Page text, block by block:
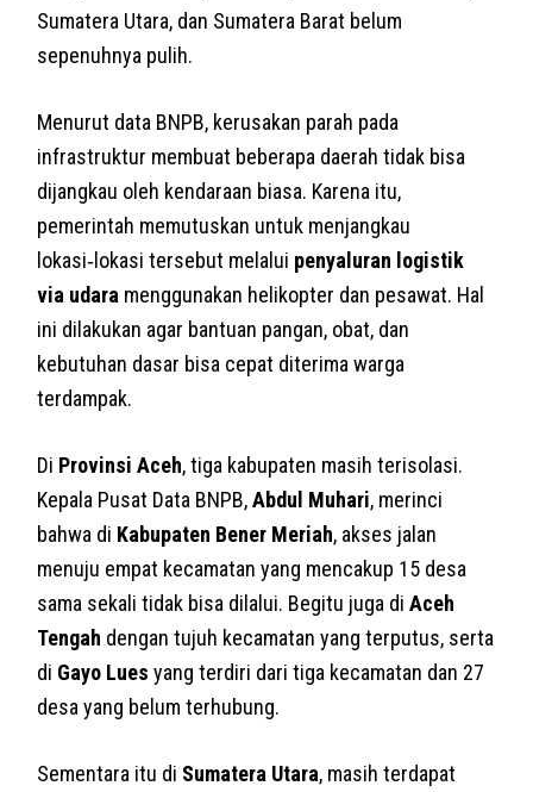
Sumatera Utara, dan Sumatera Barat belum
sepenuhnya pulih.
Menurut data BNPB, kerusakan parah pada
infrastruktur membuat beberapa daerah tidak bisa
dijangkau oleh kendaraan biasa. Karena itu,
pemerintah memutuskan untuk menjangkau
lokasi‑lokasi tersebut melalui penyaluran logistik
via udara menggunakan helikopter dan pesawat. Hal
ini dilakukan agar bantuan pangan, obat, dan
kebutuhan dasar bisa cepat diterima warga
terdampak.
Di Provinsi Aceh, tiga kabupaten masih terisolasi.
Kepala Pusat Data BNPB,Abdul Muhari, merinci
bahwa di Kabupaten Bener Meriah, akses jalan
menuju empat kecamatan yang mencakup 15 desa
sama sekali tidak bisa dilalui. Begitu juga diAceh
Tengah dengan tujuh kecamatan yang terputus, serta
di Gayo Lues yang terdiri dari tiga kecamatan dan 27
desa yang belum terhubung.
Sementara itu di Sumatera Utara, masih terdapat